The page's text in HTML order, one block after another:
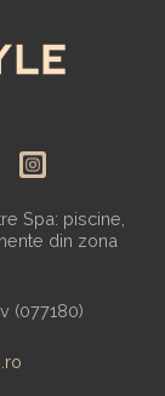
Spa: piscine,
din zona
(077180)